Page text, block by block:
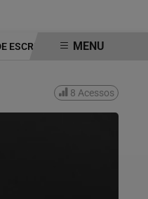
POLÍTICO EM GOIÂNIA
MENU
8 Acessos